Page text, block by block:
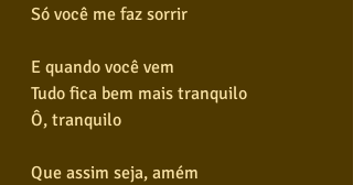
Só você me faz sorrir
E quando você vem
Tudo fica bem mais tranquilo
Ô, tranquilo
Que assim seja, amém